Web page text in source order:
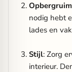
nodig hebt
lades en
Stijl: Zorg
interieur.